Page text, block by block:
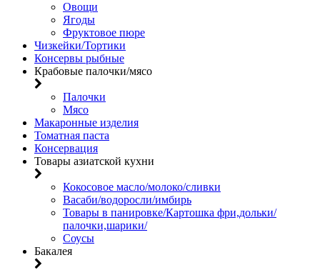
Овощи
Ягоды
Фруктовое пюре
Чизкейки/Тортики
Консервы рыбные
Крабовые палочки/мясо
Палочки
Мясо
Макаронные изделия
Томатная паста
Консервация
Товары азиатской кухни
Кокосовое масло/молоко/сливки
Васаби/водоросли/имбирь
Товары в панировке/Картошка фри,дольки/
палочки,шарики/
Соусы
Бакалея